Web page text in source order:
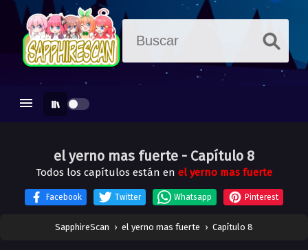
el yerno mas fuerte - Capítulo 8
Todos los capítulos están en el yerno mas fuerte
Facebook Twitter Whatsapp Pinterest
SapphireScan › el yerno mas fuerte › Capítulo 8